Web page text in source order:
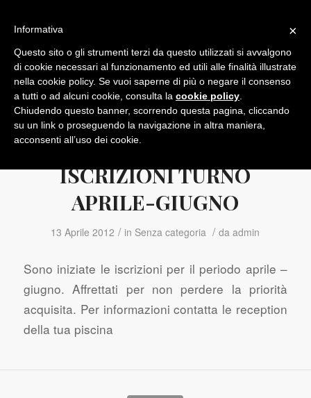
ISCRIZIONI TURNO
APRILE-GIUGNO
13 Aprile 2012 / in Senza categoria / daadmin
Sono iniziate le iscrizioni per il periodo aprile –
giugno. Affrettati per non perdere la priorità
acquisita. Per informazioni contatta le reception
della tua piscina
×
Informativa
Questo sito o gli strumenti terzi da questo utilizzati si avvalgono
di cookie necessari al funzionamento ed utili alle finalità illustrate
nella cookie policy. Se vuoi saperne di più o negare il consenso
a tutti o ad alcuni cookie, consulta la cookie policy
Chiudendo questo banner, scorrendo questa pagina, cliccando
su un link o proseguendo la navigazione in altra maniera,
acconsenti all’uso dei cookie.